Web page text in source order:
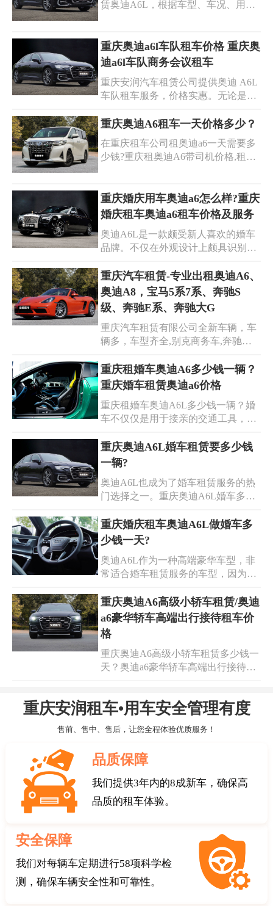
赁奥迪A6L，根据车型、车况、用车
租赁公司，重庆安润汽车租赁公司为
您提供最优质的租车服务和最具竞争
重庆奥迪a6l车队租车价格 重庆奥
迪a6l车队商务会议租车
重庆安润汽车租赁公司提供奥迪 A6L
车队租车服务，价格实惠。无论是商
您的需求。车队车辆崭新，配备专业
联系我们获取详细价格和预订信息，
让您的活动更加精彩！
重庆奥迪A6租车一天价格多少？
在重庆租车公司租奥迪a6一天需要多
少钱?重庆租奥迪A6带司机价格,租奥
赁，自驾租车，商务租车，奥迪A6租
赁、商务接待包车、家庭出游包车、
重庆婚庆用车奥迪a6怎么样?重庆
婚庆租车奥迪a6租车价格及服务
奥迪A6L是一款颇受新人喜欢的婚车
品牌。不仅在外观设计上颇具识别
出色。那么重庆婚庆租车奥迪a6多少
钱一天？重庆租用一辆A6L做婚车的
价格一般为500元-700元。除此之外，
一些专门租赁婚车的公司还会提供一
系列周到的服务，例如预先安排好婚
车路线等。
重庆汽车租赁-专业出租奥迪A6、
奥迪A8，宝马5系7系、奔驰S
级、奔驰E系、奔驰大G
重庆汽车租赁有限公司全新车辆，车
辆多，车型齐全,别克商务车,奔驰商
中巴,大巴,机场接送，长租短包等业
务，正规汽车租赁公司可开具公司发
业、专注、优质、高效的服务，让您
省时、省力、省心。详情请咨询重庆
重庆租婚车奥迪A6多少钱一辆？
重庆婚车租赁奥迪a6价格
重庆租婚车奥迪A6L多少钱一辆？婚
车不仅仅是用于接亲的交通工具，也
有自己的婚车车队会被认为是不体面
的。下面，小编将为大家介绍重庆婚
起来看看重庆婚车租赁奥迪a8的信息!
重庆奥迪A6L婚车租赁要多少钱
一辆?
奥迪A6L也成为了婚车租赁服务的热
门选择之一。重庆奥迪A6L婚车多少
一般为400元-600元，租赁几辆车会有
折扣优惠。选择一家规模较大、服务
重庆婚庆租车奥迪A6L做婚车多
少钱一天?
奥迪A6L作为一种高端豪华车型，非
常适合婚车租赁服务的车型，因为它
够提供足够的空间。重庆婚庆租车奥
迪A6L做婚车多少钱一天?重庆市的奥
迪A6L婚车租赁价格通常在400元-600
元之间，但在选择车型和租赁公司
时，需要注意相关的因素，以确保当
天能够拥有一次完美的婚礼。
重庆奥迪A6高级小轿车租赁/奥迪
a6豪华轿车高端出行接待租车价
格
重庆奥迪A6高级小轿车租赁多少钱一
天？奥迪a6豪华轿车高端出行接待租
求，无论是商务会议、婚礼庆典还是
出行接待租车、婚礼庆典活动用车：
车，商务车，考斯特，大中巴车!供大
A6高级小轿车租赁/奥迪 A6 豪华轿车
高端出行接待租车的价格会根据车
重庆安润租车•用车安全管理有度
售前、售中、售后，让您全程体验优质服务！
品质保障
我们提供3年内的8成新车，确保高
品质的租车体验。
安全保障
我们对每辆车定期进行58项科学检
测，确保车辆安全性和可靠性。